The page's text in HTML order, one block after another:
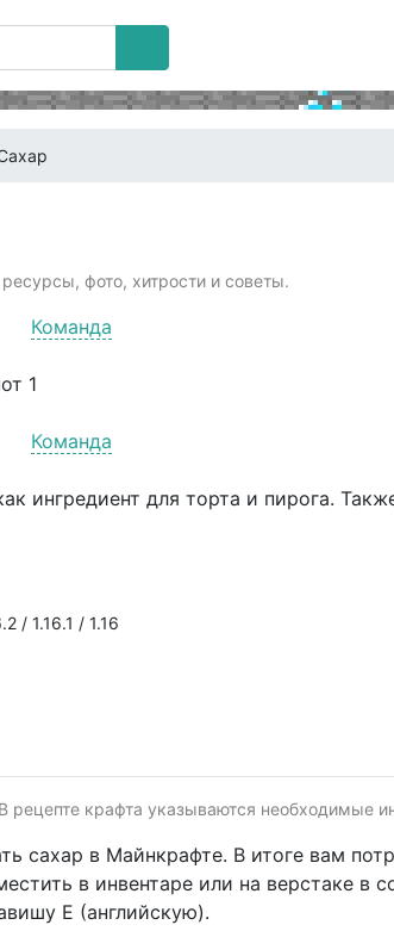
фото, хитрости и советы.
Команда
Команда
ингредиент для торта и пирога.
/ 1.16.1 / 1.16
рецепте крафта указываются необходимые
сахар в Майнкрафте. В итоге вам
в инвентаре или на верстаке в
E (английскую).